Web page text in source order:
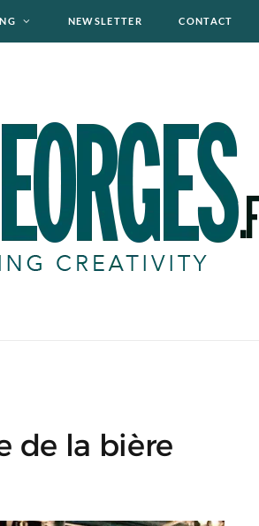
NEWSLETTER CONTACT
de la bière